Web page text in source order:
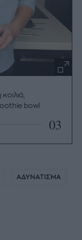
bowl
03
ΑΔΥΝΑΤΙΣΜΑ